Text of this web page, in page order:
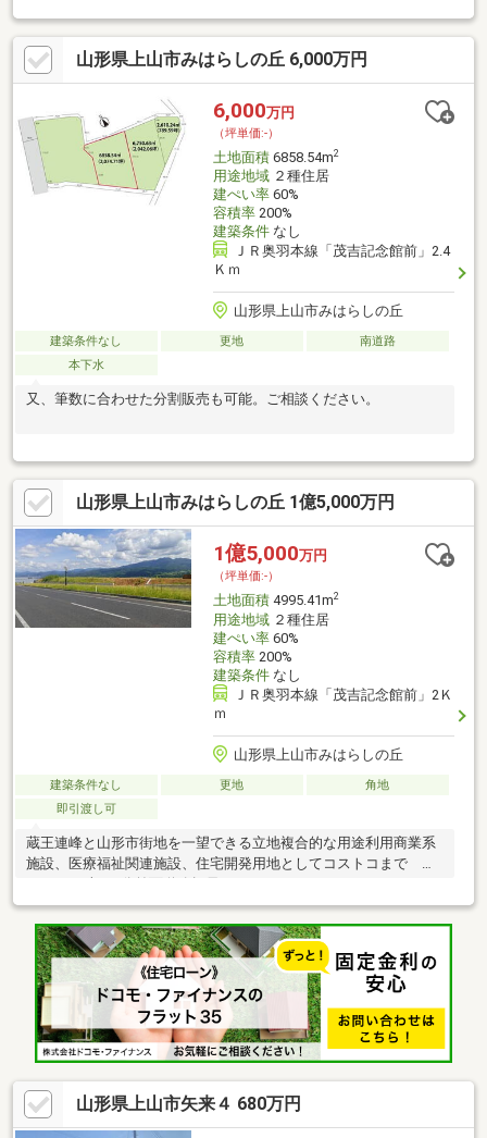
山形県上山市みはらしの丘 6,000万円
6,000万円
（坪単価:-）
土地面積6858.54m2
用途地域２種住居
建ぺい率60%
容積率200%
建築条件なし
ＪＲ奥羽本線「茂吉記念館前」2.4
Ｋｍ
山形県上山市みはらしの丘
建築条件なし 更地
南道路
本下水
又、筆数に合わせた分割販売も可能。ご相談ください。
山形県上山市みはらしの丘 1億5,000万円
1億5,000万円
（坪単価:-）
土地面積4995.41m2
用途地域２種住居
建ぺい率60%
容積率200%
建築条件なし
ＪＲ奥羽本線「茂吉記念館前」2Ｋ
ｍ
山形県上山市みはらしの丘
建築条件なし 更地
角地
即引渡し可
蔵王連峰と山形市街地を一望できる立地複合的な用途利用商業系
施設、医療福祉関連施設、住宅開発用地としてコストコまで
1300ｍ 車で3分前面道路幅員は22ｍ
山形県上山市矢来４ 680万円